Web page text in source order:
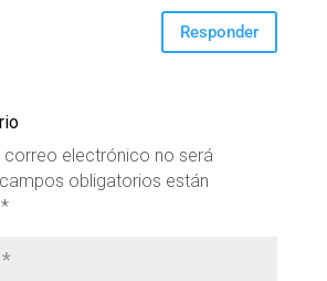
Responder
correo electrónico no será
obligatorios están
*